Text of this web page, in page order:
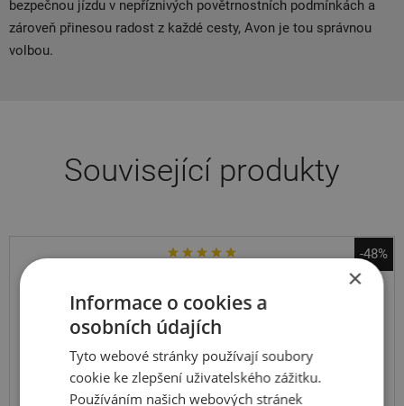
bezpečnou jízdu v nepříznivých povětrnostních podmínkách a
zároveň přinesou radost z každé cesty, Avon je tou správnou
volbou.
Související produkty
-48%
ScootSmart
140 70 B16
×
Informace o cookies a
osobních údajích
Tyto webové stránky používají soubory
cookie ke zlepšení uživatelského zážitku.
Používáním našich webových stránek